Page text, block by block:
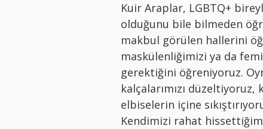
Kuir Araplar, LGBTQ+
olduğunu bile bilmeden
makbul görülen hallerini
maskülenliğimizi ya da
gerektiğini öğreniyoruz.
kalçalarımızı
elbiselerin içine
Kendimizi rahat